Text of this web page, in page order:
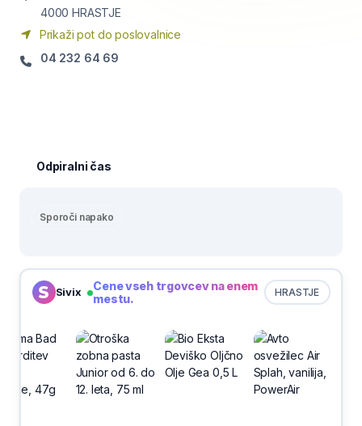
4000 HRASTJE
Prikaži pot do poslovalnice
04 232 64 69
Odpiralni čas
Sporoči napako
Sivix HRASTJE
Cene vseh trgovcev na enem
mestu.